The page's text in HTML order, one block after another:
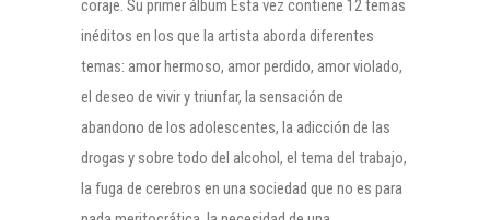
coraje. Su primer álbum Esta vez contiene 12 temas
inéditos en los que la artista aborda diferentes
temas: amor hermoso, amor perdido, amor violado,
el deseo de vivir y triunfar, la sensación de
abandono de los adolescentes, la adicción de las
drogas y sobre todo del alcohol, el tema del trabajo,
la fuga de cerebros en una sociedad que no es para